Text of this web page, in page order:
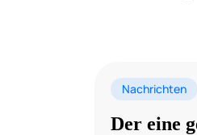
Nachrichten
Der eine